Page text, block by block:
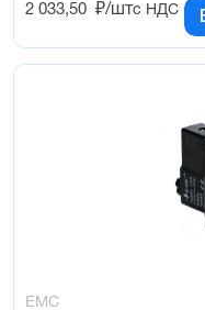
2 033,50 ₽/штс НДС
EMC